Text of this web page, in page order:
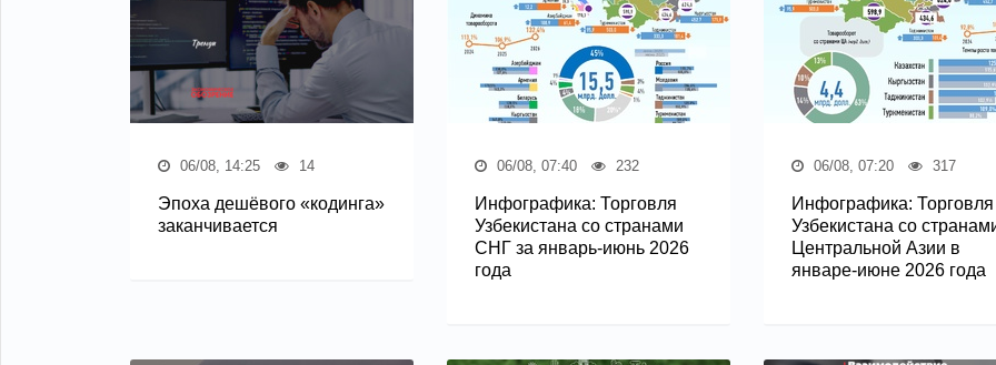
06/08, 14:25 14
Эпоха дешёвого «кодинга»
заканчивается
06/08, 07:40 232
Инфографика: Торговля
Узбекистана со странами
СНГ за январь-июнь 2026
года
06/08, 07:20 317
Инфографика: Торговля
Узбекистана со
Центральной Азии в
январе-июне 2026 года